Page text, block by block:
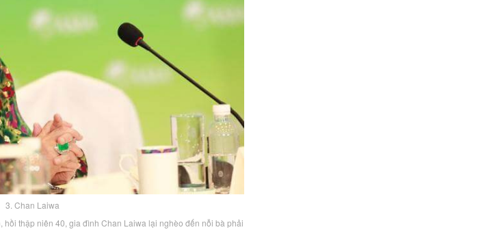
3. Chan Laiwa
hồi thập niên 40, gia đình Chan Laiwa lại nghèo đến nỗi bà phải